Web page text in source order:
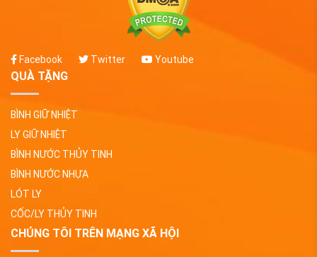
Facebook Twitter Youtube
QUÀ TẶNG
BÌNH GIỮ NHIỆT
LY GIỮ NHIỆT
BÌNH NƯỚC THỦY TINH
BÌNH NƯỚC NHỰA
LÓT LY
CỐC/LY THỦY TINH
CHÚNG TÔI TRÊN MẠNG XÃ HỘI